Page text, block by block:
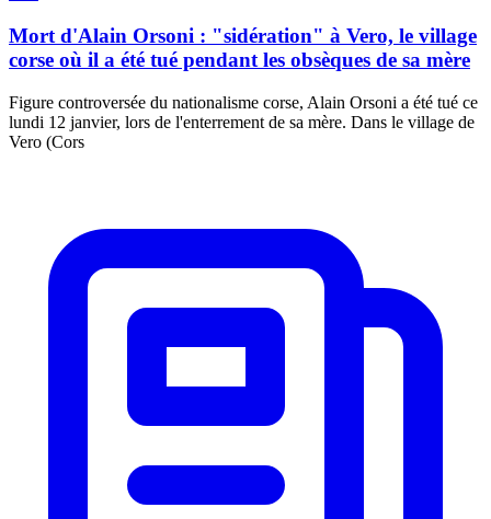
Mort d'Alain Orsoni : "sidération" à Vero, le village
corse où il a été tué pendant les obsèques de sa mère
Figure controversée du nationalisme corse, Alain Orsoni a été tué ce
lundi 12 janvier, lors de l'enterrement de sa mère. Dans le village de
Vero (Cors